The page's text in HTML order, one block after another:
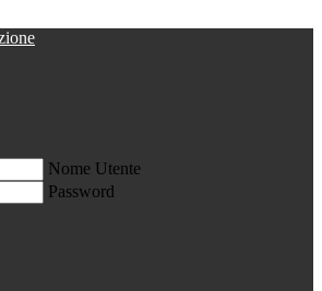
Nome Utente
Password